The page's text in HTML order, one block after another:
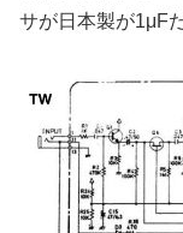
サが日本製が1μF